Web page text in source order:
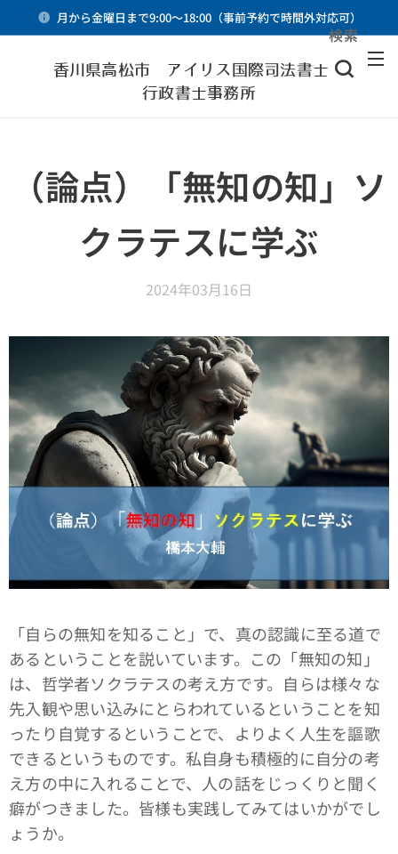
月から金曜日まで9:00～18:00（事前予約で時間外対応可）
香川県高松市 アイリス国際司法書士・
行政書士事務所
検索
（論点）「無知の知」ソ
クラテスに学ぶ
2024年03月16日
「自らの無知を知ること」で、真の認識に至る道で
あるということを説いています。この「無知の知」
は、哲学者ソクラテスの考え方です。自らは様々な
先入観や思い込みにとらわれているということを知
ったり自覚するということで、よりよく人生を謳歌
できるというものです。私自身も積極的に自分の考
え方の中に入れることで、人の話をじっくりと聞く
癖がつきました。皆様も実践してみてはいかがでし
ょうか。